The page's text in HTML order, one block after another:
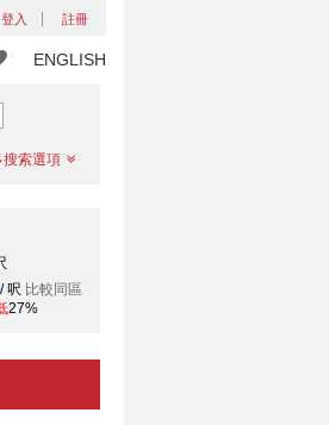
登入 註冊
ENGLISH
搜索選項
呎 比較同區
27%